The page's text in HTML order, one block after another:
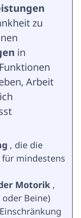
zu
in
Arbeit
, die die
mindestens
Motorik,
Beine)